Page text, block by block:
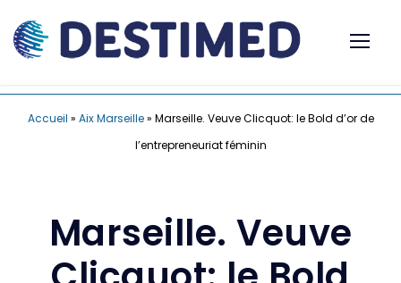
Accueil » Aix Marseille» Marseille. Veuve Clicquot: le Bold d’or de
l’entrepreneuriat féminin
Marseille. Veuve